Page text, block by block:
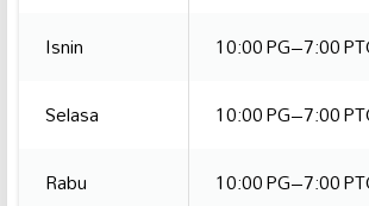
Isnin
10:00 PG–7:00
Selasa
10:00 PG–7:00
Rabu
10:00 PG–7:00